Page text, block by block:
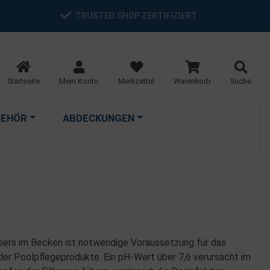
TRUSTED SHOP ZERTIFIZIERT
Startseite Mein Konto Merkzettel Warenkorb Suche
ABDECKUNGEN
im Becken ist notwendige Voraussetzung für das
Poolpflegeprodukte. Ein pH-Wert über 7,6 verursacht im